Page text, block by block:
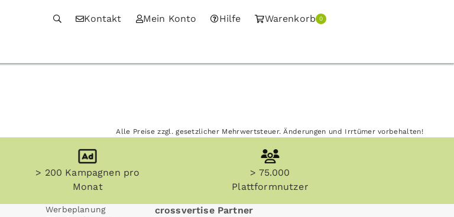
Kontakt Mein Konto Hilfe Warenkorb 0
Alle Preise zzgl. gesetzlicher Mehrwertsteuer. Änderungen und Irrtümer vorbehalten!
> 200 Kampagnen pro
Monat
> 75.000
Plattformnutzer
Werbeplanung crossvertise Partner